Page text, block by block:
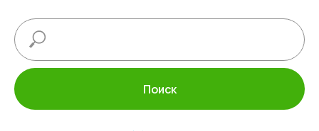
Поиск